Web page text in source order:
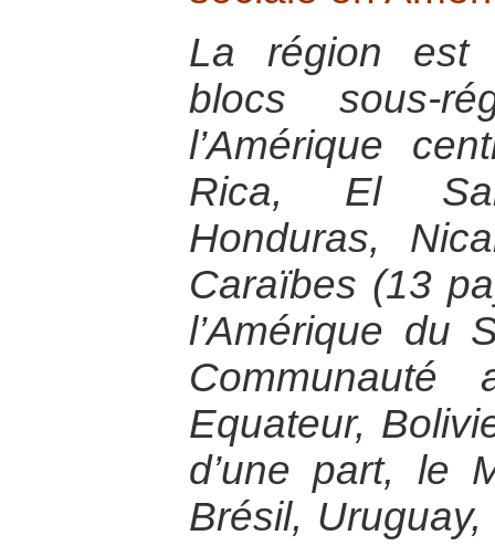
La région est
blocs sous-
l’Amérique
Rica, El
Honduras,
Caraïbes (13
l’Amérique du
Communauté
Equateur,
d’une part, le
Brésil,